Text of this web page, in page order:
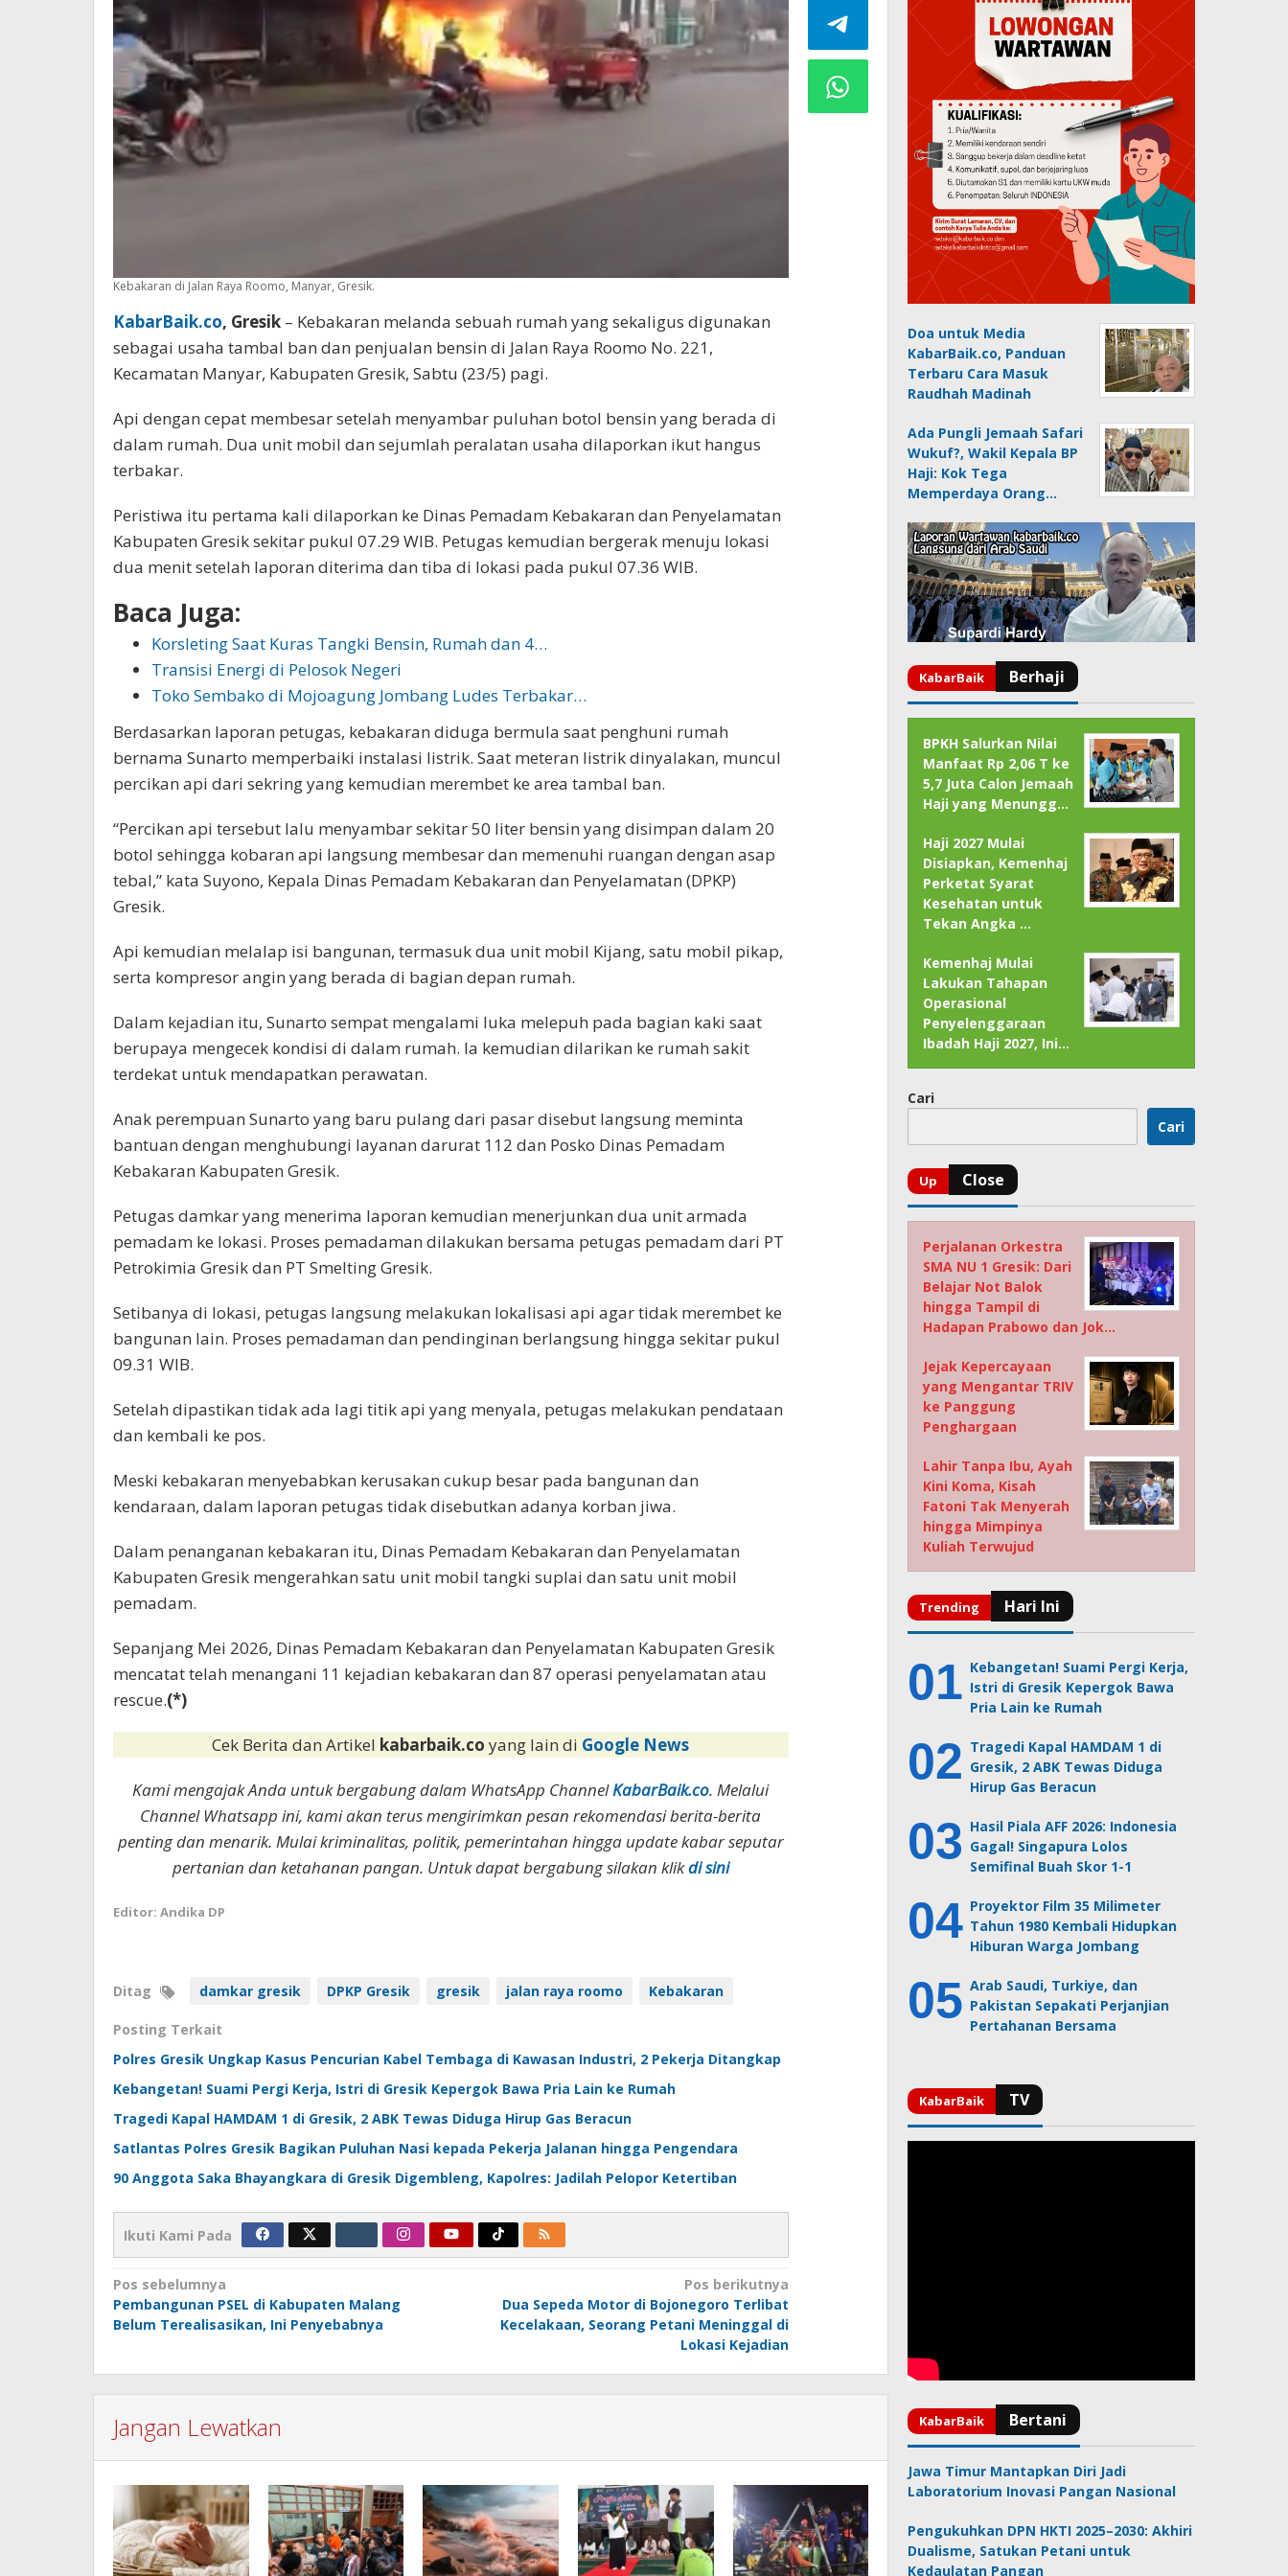
Kebakaran di Jalan Raya Roomo, Manyar, Gresik.
KabarBaik.co, Gresik – Kebakaran melanda sebuah rumah yang sekaligus digunakan
sebagai usaha tambal ban dan penjualan bensin di Jalan Raya Roomo No. 221,
Kecamatan Manyar, Kabupaten Gresik, Sabtu (23/5) pagi.
Api dengan cepat membesar setelah menyambar puluhan botol bensin yang berada di
dalam rumah. Dua unit mobil dan sejumlah peralatan usaha dilaporkan ikut hangus
terbakar.
Peristiwa itu pertama kali dilaporkan ke Dinas Pemadam Kebakaran dan Penyelamatan
Kabupaten Gresik sekitar pukul 07.29 WIB. Petugas kemudian bergerak menuju lokasi
dua menit setelah laporan diterima dan tiba di lokasi pada pukul 07.36 WIB.
Baca Juga:
Korsleting Saat Kuras Tangki Bensin, Rumah dan 4…
Transisi Energi di Pelosok Negeri
Toko Sembako di Mojoagung Jombang Ludes Terbakar…
Berdasarkan laporan petugas, kebakaran diduga bermula saat penghuni rumah
bernama Sunarto memperbaiki instalasi listrik. Saat meteran listrik dinyalakan, muncul
percikan api dari sekring yang kemudian merembet ke area tambal ban.
“Percikan api tersebut lalu menyambar sekitar 50 liter bensin yang disimpan dalam 20
botol sehingga kobaran api langsung membesar dan memenuhi ruangan dengan asap
tebal,” kata Suyono, Kepala Dinas Pemadam Kebakaran dan Penyelamatan (DPKP)
Gresik.
Api kemudian melalap isi bangunan, termasuk dua unit mobil Kijang, satu mobil pikap,
serta kompresor angin yang berada di bagian depan rumah.
Dalam kejadian itu, Sunarto sempat mengalami luka melepuh pada bagian kaki saat
berupaya mengecek kondisi di dalam rumah. Ia kemudian dilarikan ke rumah sakit
terdekat untuk mendapatkan perawatan.
Anak perempuan Sunarto yang baru pulang dari pasar disebut langsung meminta
bantuan dengan menghubungi layanan darurat 112 dan Posko Dinas Pemadam
Kebakaran Kabupaten Gresik.
Petugas damkar yang menerima laporan kemudian menerjunkan dua unit armada
pemadam ke lokasi. Proses pemadaman dilakukan bersama petugas pemadam dari PT
Petrokimia Gresik dan PT Smelting Gresik.
Setibanya di lokasi, petugas langsung melakukan lokalisasi api agar tidak merembet ke
bangunan lain. Proses pemadaman dan pendinginan berlangsung hingga sekitar pukul
09.31 WIB.
Setelah dipastikan tidak ada lagi titik api yang menyala, petugas melakukan pendataan
dan kembali ke pos.
Meski kebakaran menyebabkan kerusakan cukup besar pada bangunan dan
kendaraan, dalam laporan petugas tidak disebutkan adanya korban jiwa.
Dalam penanganan kebakaran itu, Dinas Pemadam Kebakaran dan Penyelamatan
Kabupaten Gresik mengerahkan satu unit mobil tangki suplai dan satu unit mobil
pemadam.
Sepanjang Mei 2026, Dinas Pemadam Kebakaran dan Penyelamatan Kabupaten Gresik
mencatat telah menangani 11 kejadian kebakaran dan 87 operasi penyelamatan atau
rescue.(*)
Cek Berita dan Artikel kabarbaik.coyang lain di Google News
Kami mengajak Anda untuk bergabung dalam WhatsApp ChannelKabarBaik.co. Melalui
Channel Whatsapp ini, kami akan terus mengirimkan pesan rekomendasi berita-berita
penting dan menarik. Mulai kriminalitas, politik, pemerintahan hingga update kabar seputar
pertanian dan ketahanan pangan. Untuk dapat bergabung silakan klikdi sini
Editor: Andika DP
Ditag damkar gresik DPKP Gresik gresik jalan raya roomo Kebakaran
Posting Terkait
Polres Gresik Ungkap Kasus Pencurian Kabel Tembaga di Kawasan Industri, 2 Pekerja Ditangkap
Kebangetan! Suami Pergi Kerja, Istri di Gresik Kepergok Bawa Pria Lain ke Rumah
Tragedi Kapal HAMDAM 1 di Gresik, 2 ABK Tewas Diduga Hirup Gas Beracun
Satlantas Polres Gresik Bagikan Puluhan Nasi kepada Pekerja Jalanan hingga Pengendara
90 Anggota Saka Bhayangkara di Gresik Digembleng, Kapolres: Jadilah Pelopor Ketertiban
Ikuti Kami Pada
Navigasi
pos
Pos sebelumnya
Pembangunan PSEL di Kabupaten Malang
Belum Terealisasikan, Ini Penyebabnya
Pos berikutnya
Dua Sepeda Motor di Bojonegoro Terlibat
Kecelakaan, Seorang Petani Meninggal di
Lokasi Kejadian
Jangan Lewatkan
Doa untuk Media
KabarBaik.co, Panduan
Terbaru Cara Masuk
Raudhah Madinah
Ada Pungli Jemaah Safari
Wukuf?, Wakil Kepala BP
Haji: Kok Tega
Memperdaya Orang…
BPKH Salurkan Nilai
Manfaat Rp 2,06 T ke
5,7 Juta Calon Jemaah
Haji yang Menungg…
Haji 2027 Mulai
Disiapkan, Kemenhaj
Perketat Syarat
Kesehatan untuk
Tekan Angka …
Kemenhaj Mulai
Lakukan Tahapan
Operasional
Penyelenggaraan
Ibadah Haji 2027, Ini…
Cari
Cari
Perjalanan Orkestra
SMA NU 1 Gresik: Dari
Belajar Not Balok
hingga Tampil di
Hadapan Prabowo dan Jok…
Jejak Kepercayaan
yang Mengantar TRIV
ke Panggung
Penghargaan
Lahir Tanpa Ibu, Ayah
Kini Koma, Kisah
Fatoni Tak Menyerah
hingga Mimpinya
Kuliah Terwujud
Kebangetan! Suami Pergi Kerja,
Istri di Gresik Kepergok Bawa
Pria Lain ke Rumah
Tragedi Kapal HAMDAM 1 di
Gresik, 2 ABK Tewas Diduga
Hirup Gas Beracun
Hasil Piala AFF 2026: Indonesia
Gagal! Singapura Lolos
Semifinal Buah Skor 1-1
Proyektor Film 35 Milimeter
Tahun 1980 Kembali Hidupkan
Hiburan Warga Jombang
Arab Saudi, Turkiye, dan
Pakistan Sepakati Perjanjian
Pertahanan Bersama
Jawa Timur Mantapkan Diri Jadi
Laboratorium Inovasi Pangan Nasional
Pengukuhkan DPN HKTI 2025–2030: Akhiri
Dualisme, Satukan Petani untuk
Kedaulatan Pangan